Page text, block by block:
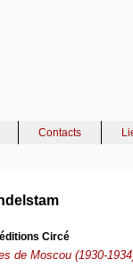
Contacts
Circé
de Moscou (1930-